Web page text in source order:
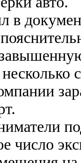
в
число